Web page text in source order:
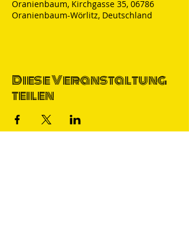
Oranienbaum, Kirchgasse 35, 06786
Oranienbaum-Wörlitz, Deutschland
Diese Veranstaltung
teilen